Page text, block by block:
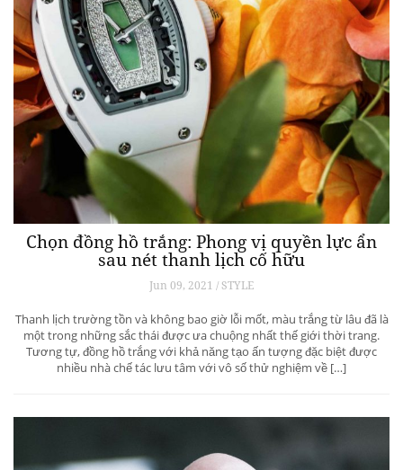
Chọn đồng hồ trắng: Phong vị quyền lực ẩn
sau nét thanh lịch cố hữu
Jun 09, 2021 / STYLE
Thanh lịch trường tồn và không bao giờ lỗi mốt, màu trắng từ lâu đã là
một trong những sắc thái được ưa chuộng nhất thế giới thời trang.
Tương tự, đồng hồ trắng với khả năng tạo ấn tượng đặc biệt được
nhiều nhà chế tác lưu tâm với vô số thử nghiệm về […]